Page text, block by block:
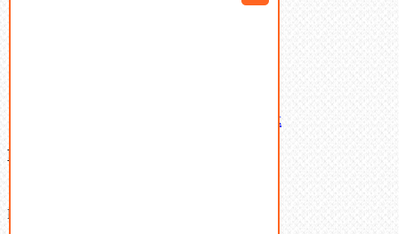
Латунный и бронзовый крепеж
Ваша корзина
В корзине нет товаров.